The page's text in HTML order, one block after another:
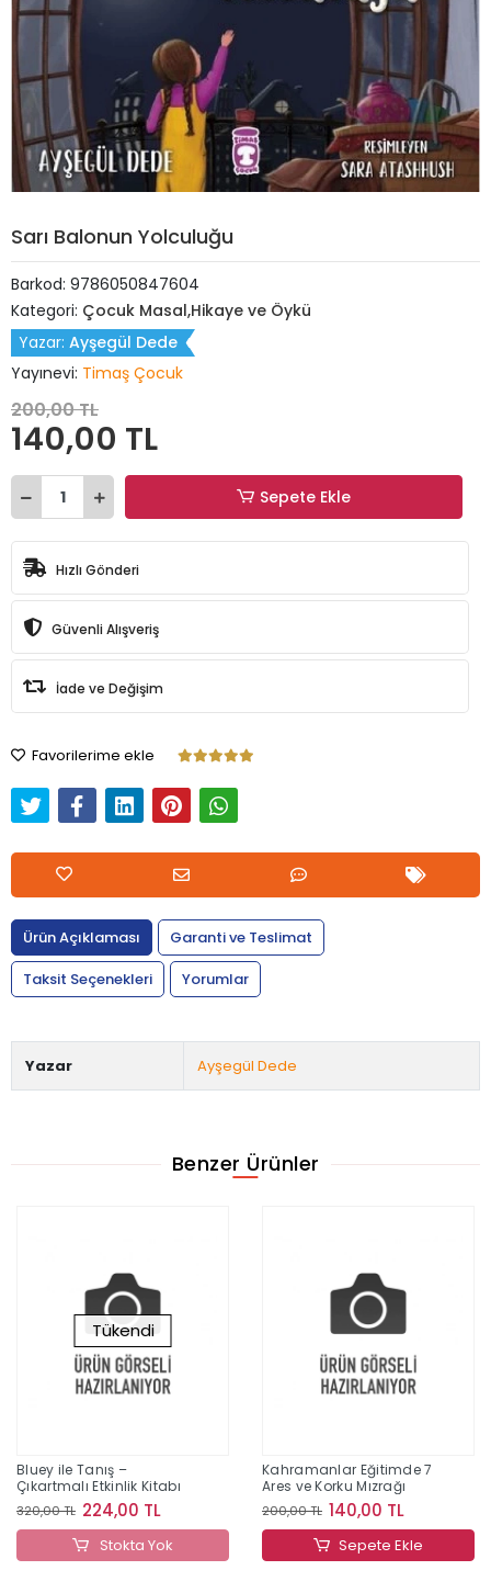
Sarı Balonun Yolculuğu
Barkod: 9786050847604
Kategori: Çocuk Masal,Hikaye ve Öykü
Yazar: Ayşegül Dede
Yayınevi: Timaş Çocuk
200,00 TL
140,00 TL
Sepete Ekle
Hızlı Gönderi
Güvenli Alışveriş
İade ve Değişim
Favorilerime ekle
Ürün Açıklaması
Garanti ve Teslimat
Taksit Seçenekleri
Yorumlar
Yazar Ayşegül Dede
Benzer Ürünler
Tükendi
Bluey ile Tanış –
Çıkartmalı Etkinlik Kitabı
320,00 TL 224,00 TL
Stokta Yok
Kahramanlar Eğitimde 7
Ares ve Korku Mızrağı
200,00 TL 140,00 TL
Sepete Ekle